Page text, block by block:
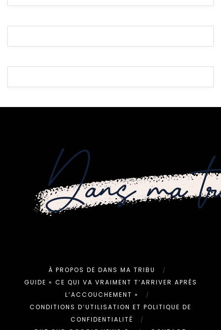
À PROPOS DE DANS MA TRIBU
GUIDE « CE QUI VA VRAIMENT T’ARRIVER APRÈS
L’ACCOUCHEMENT »
CONDITIONS D’UTILISATION ET POLITIQUE DE
CONFIDENTIALITÉ